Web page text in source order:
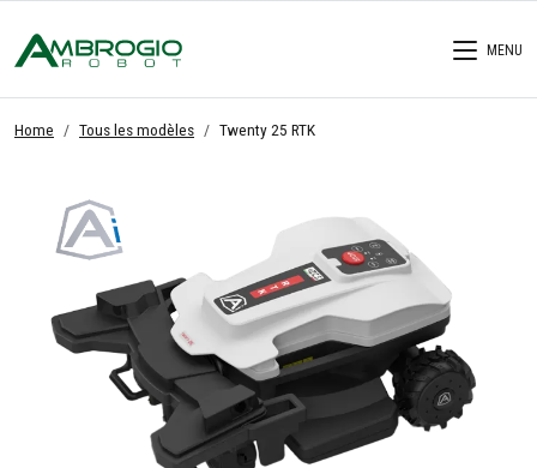
MENU
Home Tous les modèles Twenty 25 RTK